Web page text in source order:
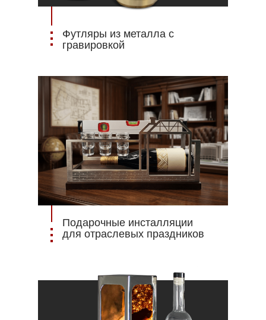
Подарочные инсталляции
для отраслевых праздников
Футляры из металла с
гравировкой